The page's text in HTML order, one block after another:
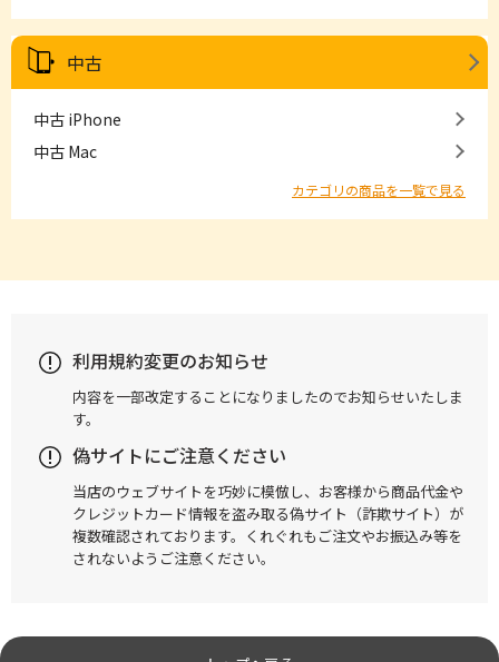
中古
中古 iPhone
中古 Mac
カテゴリの商品を一覧で見る
利用規約変更のお知らせ
内容を一部改定することになりましたのでお知らせいたしま
す。
偽サイトにご注意ください
当店のウェブサイトを巧妙に模倣し、お客様から商品代金や
クレジットカード情報を盗み取る偽サイト（詐欺サイト）が
複数確認されております。くれぐれもご注文やお振込み等を
されないようご注意ください。